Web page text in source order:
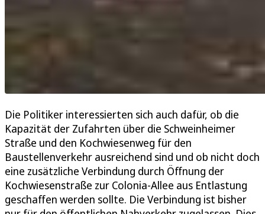
Die Politiker interessierten sich auch dafür, ob die
Kapazität der Zufahrten über die Schweinheimer
Straße und den Kochwiesenweg für den
Baustellenverkehr ausreichend sind und ob nicht doch
eine zusätzliche Verbindung durch Öffnung der
Kochwiesenstraße zur Colonia-Allee aus Entlastung
geschaffen werden sollte. Die Verbindung ist bisher